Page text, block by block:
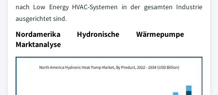
nach Low Energy HVAC-Systemen in der gesamten Industrie
ausgerichtet sind.
Nordamerika Hydronische Wärmepumpe
Marktanalyse